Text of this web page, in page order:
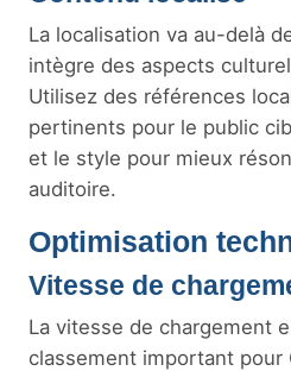
La localisation va au-delà
intègre des aspects
Utilisez des références
pertinents pour le public
et le style pour mieux
auditoire.
Optimisation
Vitesse de
La vitesse de chargement
classement important pour